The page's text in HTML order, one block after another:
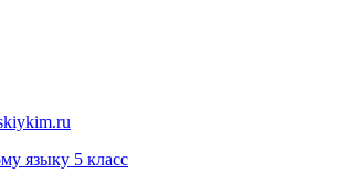
языку 5 класс